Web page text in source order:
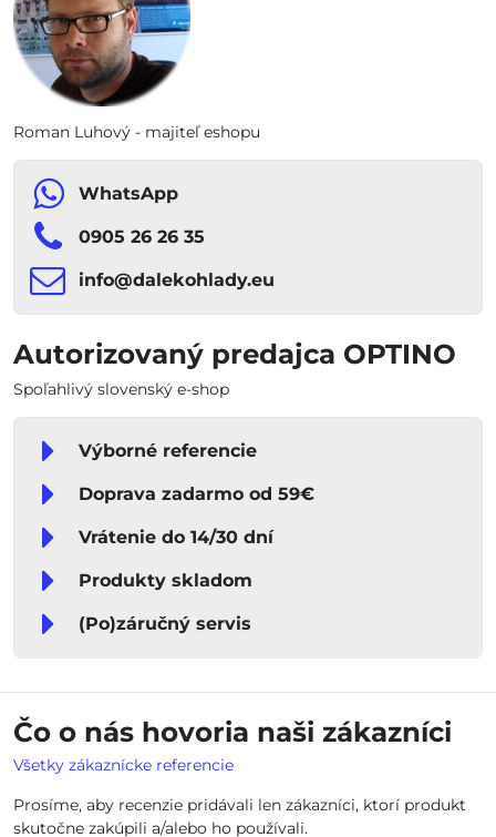
Roman Luhový - majiteľ eshopu
WhatsApp
0905 26 26 35
info​​@dalekohlady​​.eu
Autorizovaný predajca OPTINO
Spoľahlivý slovenský e-shop
Výborné referencie
Doprava zadarmo od 59€
Vrátenie do 14/30 dní
Produkty skladom
(Po)záručný servis
Čo o nás hovoria naši zákazníci
Všetky zákaznícke referencie
Prosíme, aby recenzie pridávali len zákazníci, ktorí produkt
skutočne zakúpili a/alebo ho používali.